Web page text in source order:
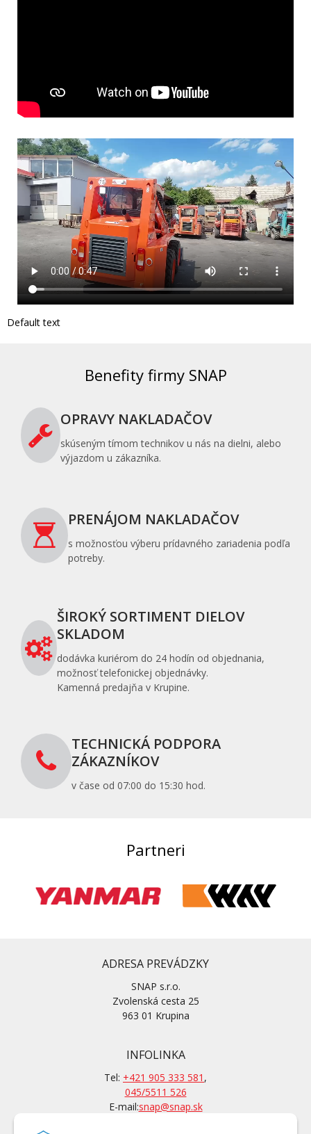
Default text
Benefity firmy SNAP
OPRAVY NAKLADAČOV
skúseným tímom technikov u nás na dielni, alebo
výjazdom u zákazníka.
PRENÁJOM NAKLADAČOV
s možnosťou výberu prídavného zariadenia podľa
potreby.
ŠIROKÝ SORTIMENT DIELOV
SKLADOM
dodávka kuriérom do 24 hodín od objednania,
možnosť telefonickej objednávky.
Kamenná predajňa v Krupine.
TECHNICKÁ PODPORA
ZÁKAZNÍKOV
v čase od 07:00 do 15:30 hod.
Partneri
ADRESA PREVÁDZKY
SNAP s.r.o.
Zvolenská cesta 25
963 01 Krupina
INFOLINKA
Tel: +421 905 333 581 ,
045/5511 526
E-mail:snap@snap.sk